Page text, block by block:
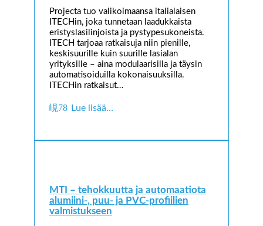
Projecta tuo valikoimaansa italialaisen
ITECHin, joka tunnetaan laadukkaista
eristyslasilinjoista ja pystypesukoneista.
ITECH tarjoaa ratkaisuja niin pienille,
keskisuurille kuin suurille lasialan
yrityksille – aina modulaarisilla ja täysin
automatisoiduilla kokonaisuuksilla.
ITECHin ratkaisut…
Lue lisää…
MTI – tehokkuutta ja automaatiota
alumiini-, puu- ja PVC-profiilien
valmistukseen